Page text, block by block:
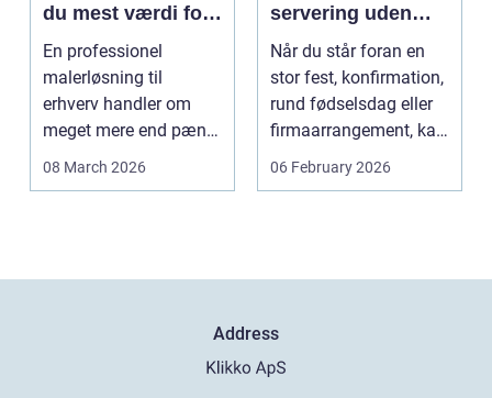
du mest værdi for
pengene
En professionel
malerløsning til
erhverv handler om
meget mere end pæne
vægge. Malerarbejde
08 March 2026
servering uden
stress
Når du står foran en
stor fest, konfirmation,
rund fødselsdag eller
firmaarrangement, kan
planlægnin...
06 February 2026
Address